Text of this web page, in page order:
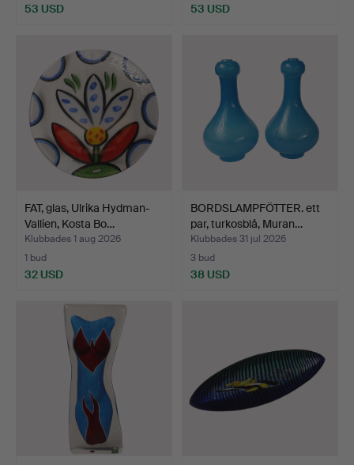
53 USD 53 USD
FAT, glas, Ulrika Hydman-
Vallien, Kosta Bo…
Klubbades 1 aug 2026
1 bud
32 USD
BORDSLAMPFÖTTER. ett
par, turkosblå, Muran…
Klubbades 31 jul 2026
3 bud
38 USD